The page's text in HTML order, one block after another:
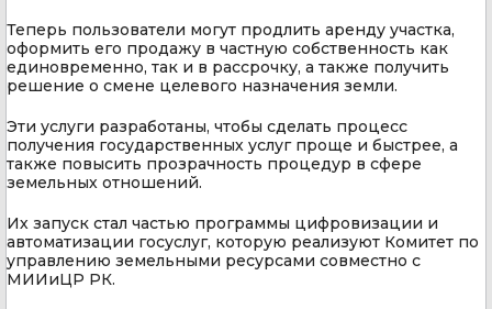
Теперь пользователи могут продлить аренду участка,
оформить его продажу в частную собственность как
единовременно, так и в рассрочку, а также получить
решение о смене целевого назначения земли.
Эти услуги разработаны, чтобы сделать процесс
получения государственных услуг проще и быстрее, а
также повысить прозрачность процедур в сфере
земельных отношений.
Их запуск стал частью программы цифровизации и
автоматизации госуслуг, которую реализуют Комитет по
управлению земельными ресурсами совместно с
МИИиЦР РК.